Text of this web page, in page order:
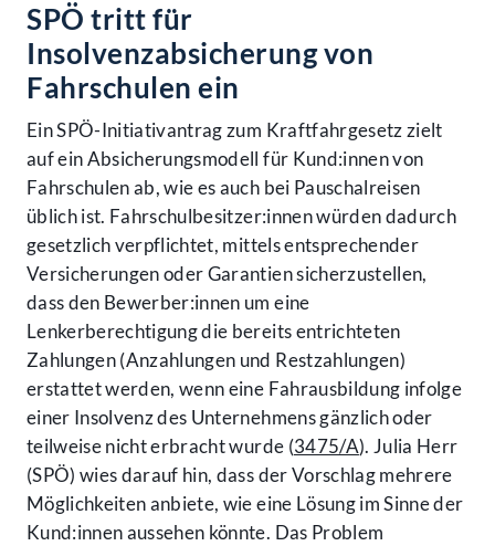
SPÖ tritt für
Insolvenzabsicherung von
Fahrschulen ein
Ein SPÖ-Initiativantrag zum Kraftfahrgesetz zielt
auf ein Absicherungsmodell für Kund:innen von
Fahrschulen ab, wie es auch bei Pauschalreisen
üblich ist. Fahrschulbesitzer:innen würden dadurch
gesetzlich verpflichtet, mittels entsprechender
Versicherungen oder Garantien sicherzustellen,
dass den Bewerber:innen um eine
Lenkerberechtigung die bereits entrichteten
Zahlungen (Anzahlungen und Restzahlungen)
erstattet werden, wenn eine Fahrausbildung infolge
einer Insolvenz des Unternehmens gänzlich oder
teilweise nicht erbracht wurde (3475/A). Julia Herr
(SPÖ) wies darauf hin, dass der Vorschlag mehrere
Möglichkeiten anbiete, wie eine Lösung im Sinne der
Kund:innen aussehen könnte. Das Problem